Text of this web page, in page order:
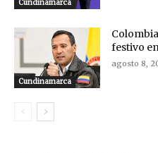
Cundinamarca
Cundinamarca
festivo
agosto 8,